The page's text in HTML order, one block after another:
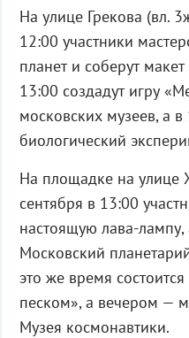
На улице Грекова (вл.
12:00 участники
планет и соберут
13:00 создадут игру
московских музеев, а
биологический
На площадке на улице
сентября в 13:00
настоящую лава-лампу,
Московский
это же время
песком», а вечером —
Музея космонавтики.